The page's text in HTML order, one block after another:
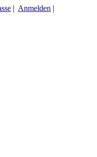
| Anmelden |